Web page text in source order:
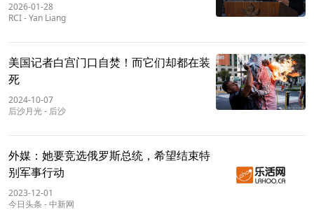
2026-01-28
RCI-Yan Liang
美国记者白宫门口自焚！而它们却都在装
死
2024-10-07
后沙月光- 后沙
外媒：她要竞选俄罗斯总统，希望结束特
别军事行动
2023-12-01
今日头条 -中新网